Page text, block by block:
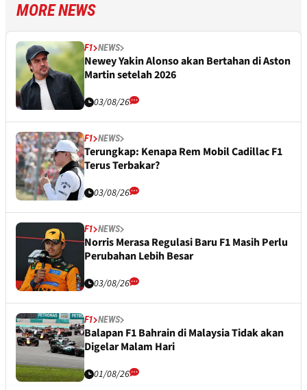
MORE NEWS
F1 NEWS
Newey Yakin Alonso akan Bertahan di Aston
Martin setelah 2026
03/08/26
F1 NEWS
Terungkap: Kenapa Rem Mobil Cadillac F1
Terus Terbakar?
03/08/26
F1 NEWS
Norris Merasa Regulasi Baru F1 Masih Perlu
Perubahan Lebih Besar
03/08/26
F1 NEWS
Balapan F1 Bahrain di Malaysia Tidak akan
Digelar Malam Hari
01/08/26